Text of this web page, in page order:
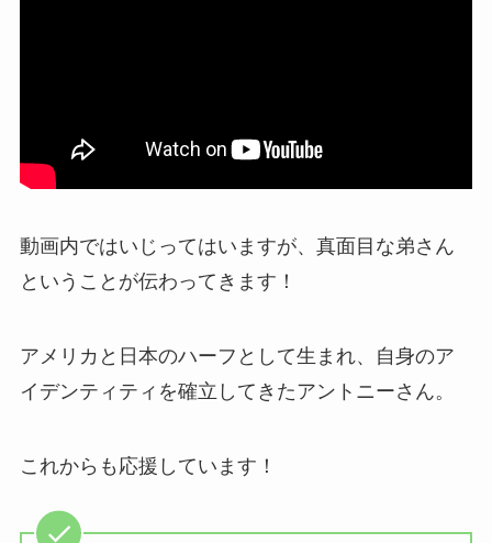
動画内ではいじってはいますが、真面目な弟さん
ということが伝わってきます！
アメリカと日本のハーフとして生まれ、自身のア
イデンティティを確立してきたアントニーさん。
これからも応援しています！